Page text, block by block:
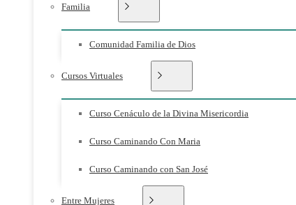
Familia
Comunidad Familia de Dios
Cursos Virtuales
Curso Cenáculo de la Divina Misericordia
Curso Caminando Con Maria
Curso Caminando con San José
Entre Mujeres